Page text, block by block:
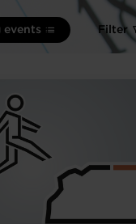
events Filter